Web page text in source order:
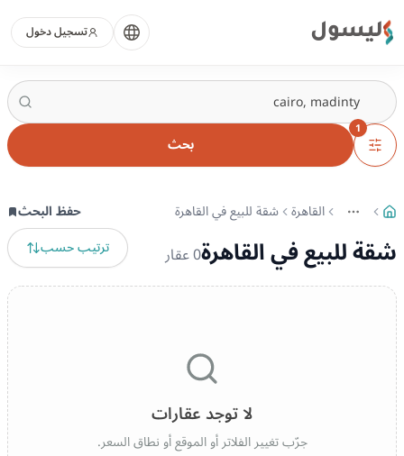
ليسول تسجيل دخول
1
بحث
More
عرض المزيد من المسارات
القاهرة شقة للبيع في القاهرة حفظ البحث
شقة للبيع في القاهرة0عقار ترتيب حسب
لا توجد عقارات
جرّب تغيير الفلاتر أو الموقع أو نطاق السعر.